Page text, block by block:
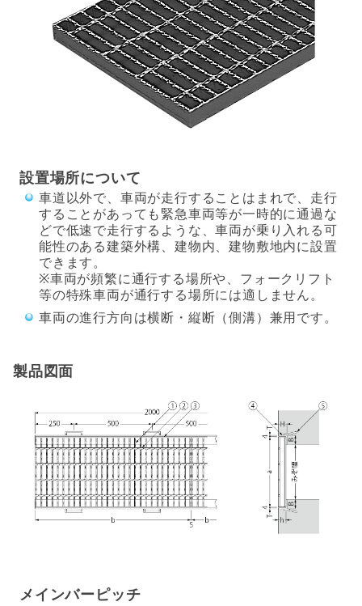
設置場所について
車道以外で、車両が走行することはまれで、走行
することがあっても緊急車両等が一時的に通過な
どで低速で走行するような、車両が乗り入れる可
能性のある建築外構、建物内、建物敷地内に設置
できます。
※車両が頻繁に通行する場所や、フォークリフト
等の特殊車両が通行する場所には適しません。
車両の進行方向は横断・縦断（側溝）兼用です。
製品図面
メインバーピッチ